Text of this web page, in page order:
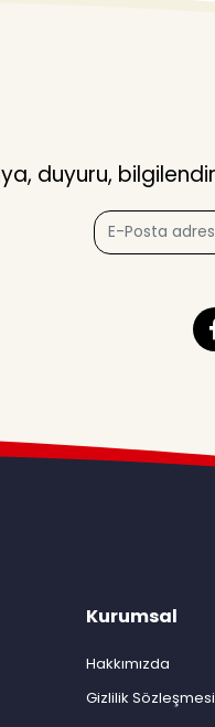
duyuru,
Kurumsal
Hakkımızda
Gizlilik Sözleşmesi